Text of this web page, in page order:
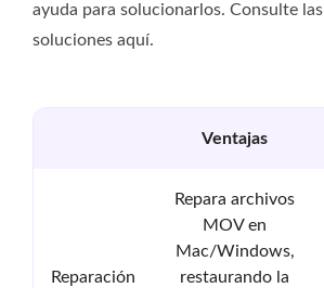
ayuda para solucionarlos. Consulte
soluciones aquí.
Ventajas
Reparación
Repara archivos
MOV en
Mac/Windows,
restaurando la